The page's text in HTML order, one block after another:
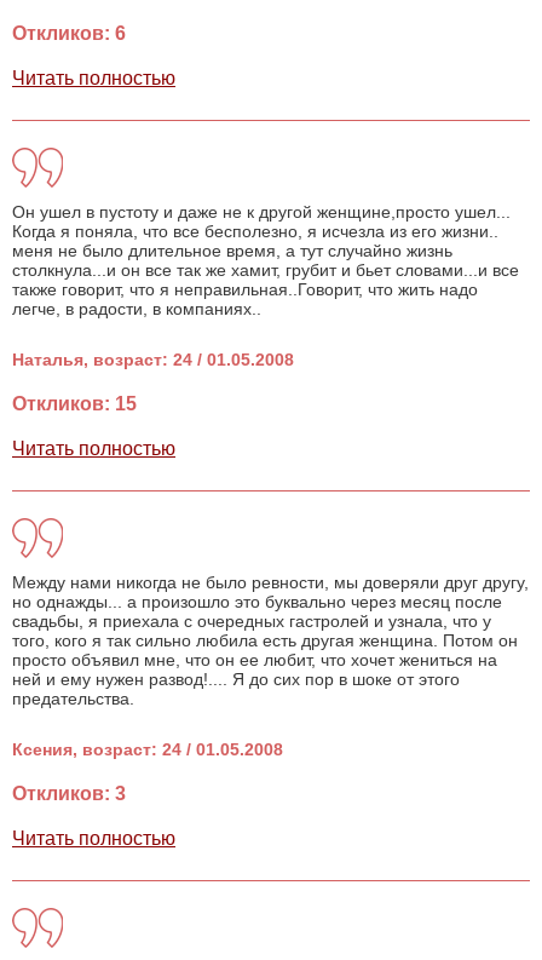
Откликов: 6
Читать полностью
Он ушел в пустоту и даже не к другой женщине,просто ушел...
Когда я поняла, что все бесполезно, я исчезла из его жизни..
меня не было длительное время, а тут случайно жизнь
столкнула...и он все так же хамит, грубит и бьет словами...и все
также говорит, что я неправильная..Говорит, что жить надо
легче, в радости, в компаниях..
Наталья, возраст: 24 / 01.05.2008
Откликов: 15
Читать полностью
Между нами никогда не было ревности, мы доверяли друг другу,
но однажды... а произошло это буквально через месяц после
свадьбы, я приехала с очередных гастролей и узнала, что у
того, кого я так сильно любила есть другая женщина. Потом он
просто объявил мне, что он ее любит, что хочет жениться на
ней и ему нужен развод!.... Я до сих пор в шоке от этого
предательства.
Ксения, возраст: 24 / 01.05.2008
Откликов: 3
Читать полностью